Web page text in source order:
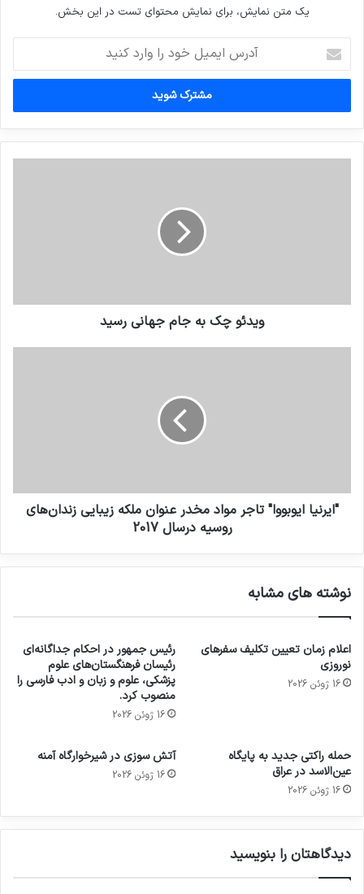
یک متن نمایش، برای نمایش محتوای تست در این بخش.
ایمیل
خود
وارد
کنید
ویدئو چک به جام جهانی رسید
"ایرنیا ایوبووا" تاجر مواد مخدر عنوان ملکه زیبایی زندان‌های
روسیه درسال 2017
نوشته های مشابه
اعلام زمان تعیین تکلیف سفرهای
نوروزی
16 ژوئن 2026
رئیس جمهور در احکام جداگانه‌ای
رئیسان فرهنگستان‌های علوم
پزشکی، علوم و زبان و ادب فارسی را
منصوب کرد.
16 ژوئن 2026
حمله راکتی جدید به پایگاه
عین‌الاسد در عراق
16 ژوئن 2026
آتش سوزی در شیرخوارگاه آمنه
16 ژوئن 2026
دیدگاهتان را بنویسید